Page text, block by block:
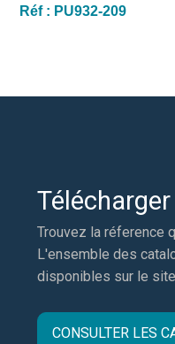
Réf : PU932-209
Trouvez la réference
L'ensemble des
disponibles sur le
CONSULTER LES